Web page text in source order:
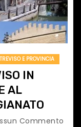
E PROVINCIA
IN
AL
Commento